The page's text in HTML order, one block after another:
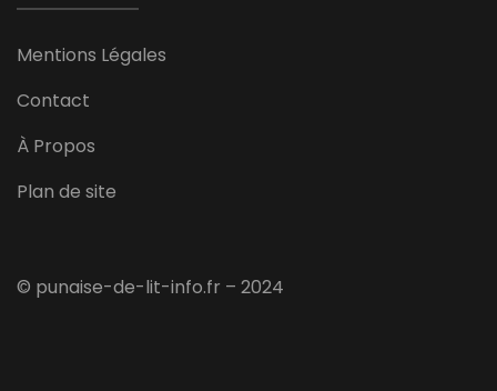
Mentions Légales
Contact
À Propos
Plan de site
© punaise-de-lit-info.fr – 2024